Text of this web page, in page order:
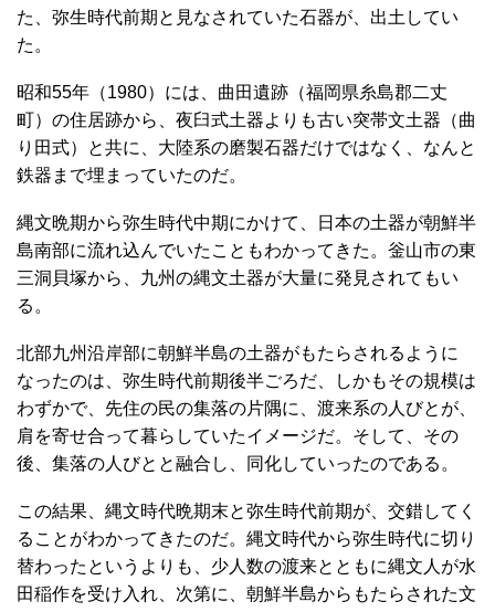
た、弥生時代前期と見なされていた石器が、出土してい
た。
昭和55年（1980）には、曲田遺跡（福岡県糸島郡二丈
町）の住居跡から、夜臼式土器よりも古い突帯文土器（曲
り田式）と共に、大陸系の磨製石器だけではなく、なんと
鉄器まで埋まっていたのだ。
縄文晩期から弥生時代中期にかけて、日本の土器が朝鮮半
島南部に流れ込んでいたこともわかってきた。釡山市の東
三洞貝塚から、九州の縄文土器が大量に発見されてもい
る。
北部九州沿岸部に朝鮮半島の土器がもたらされるように
なったのは、弥生時代前期後半ごろだ、しかもその規模は
わずかで、先住の民の集落の片隅に、渡来系の人びとが、
肩を寄せ合って暮らしていたイメージだ。そして、その
後、集落の人びとと融合し、同化していったのである。
この結果、縄文時代晩期末と弥生時代前期が、交錯してく
ることがわかってきたのだ。縄文時代から弥生時代に切り
替わったというよりも、少人数の渡来とともに縄文人が水
田稲作を受け入れ、次第に、朝鮮半島からもたらされた文